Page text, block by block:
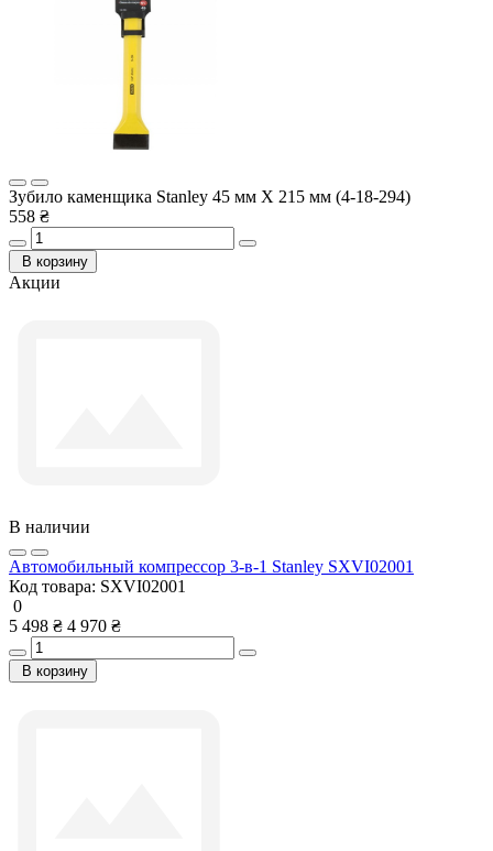
Зубило каменщика Stanley 45 мм X 215 мм (4-18-294)
558 ₴
В корзину
Акции
В наличии
Автомобильный компрессор 3-в-1 Stanley SXVI02001
Код товара: SXVI02001
0
5 498 ₴ 4 970 ₴
В корзину